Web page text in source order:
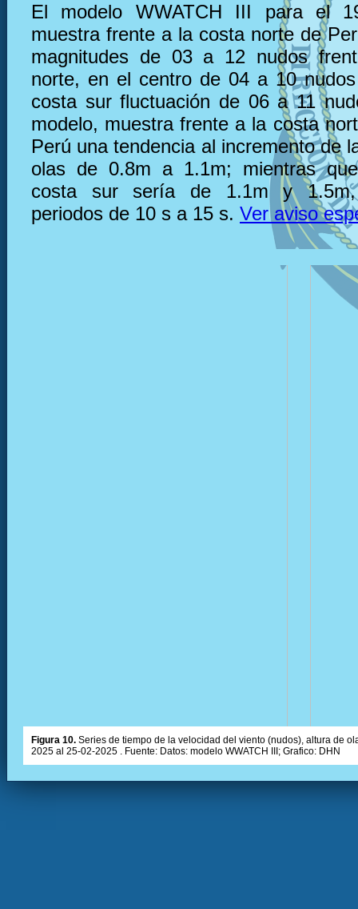
El modelo WWATCH III para el
muestra frente a la costa norte de
magnitudes de 03 a 12 nudos
norte, en el centro de 04 a 10
costa sur fluctuación de 06 a 11
modelo, muestra frente a la costa
Perú una tendencia al incremento de
olas de 0.8m a 1.1m; mientras
costa sur sería de 1.1m y
periodos de 10 s a 15 s. Ver aviso
Figura 10. Series de tiempo de la velocidad del viento (nudos), altura de
2025 al 25-02-2025 . Fuente: Datos: modelo WWATCH III; Grafico: DHN